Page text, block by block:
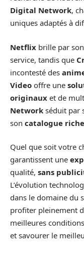
Digital Network,
uniques adaptés à
Netflix brille par son
service, tandis que
incontesté des
Video offre une
originaux et de
Network séduit par
son catalogue riche
Quel que soit votre
garantissent une
qualité, sans
L’évolution
dans le domaine du
profiter pleinement
meilleures
et savourer le